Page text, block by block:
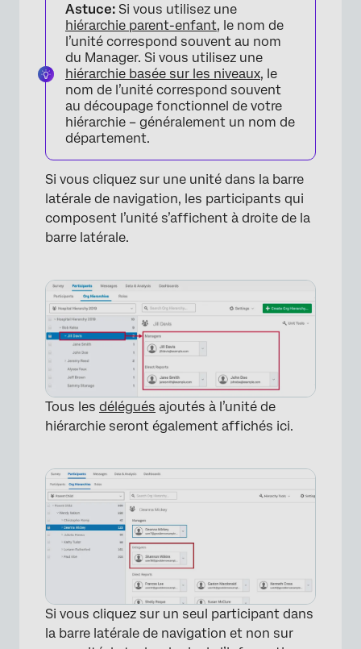
×
Astuce: Si vous utilisez une
hiérarchie parent-enfant, le nom de
l’unité correspond souvent au nom
du Manager. Si vous utilisez une
hiérarchie basée sur les niveaux, le
nom de l’unité correspond souvent
au découpage fonctionnel de votre
hiérarchie – généralement un nom de
département.
Si vous cliquez sur une unité dans la barre
latérale de navigation, les participants qui
composent l’unité s’affichent à droite de la
barre latérale.
Tous les délégués ajoutés à l’unité de
hiérarchie seront également affichés ici.
Si vous cliquez sur un seul participant dans
la barre latérale de navigation et non sur